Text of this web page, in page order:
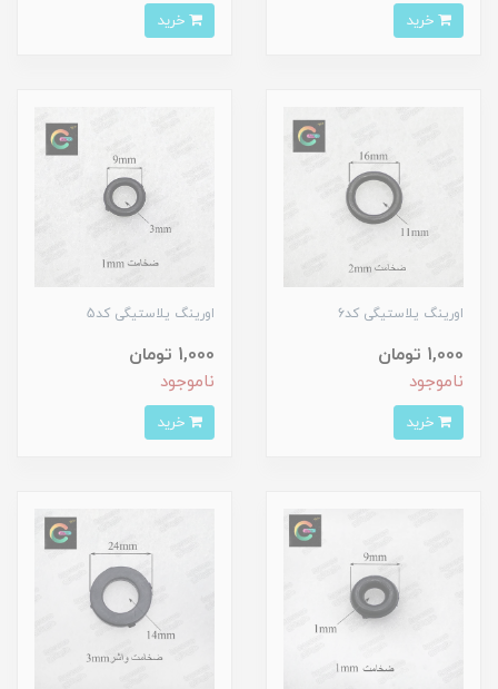
اورینگ یلاستیگی کد6
1,000 تومان
ناموجود
اورینگ یلاستیگی کد5
1,000 تومان
ناموجود